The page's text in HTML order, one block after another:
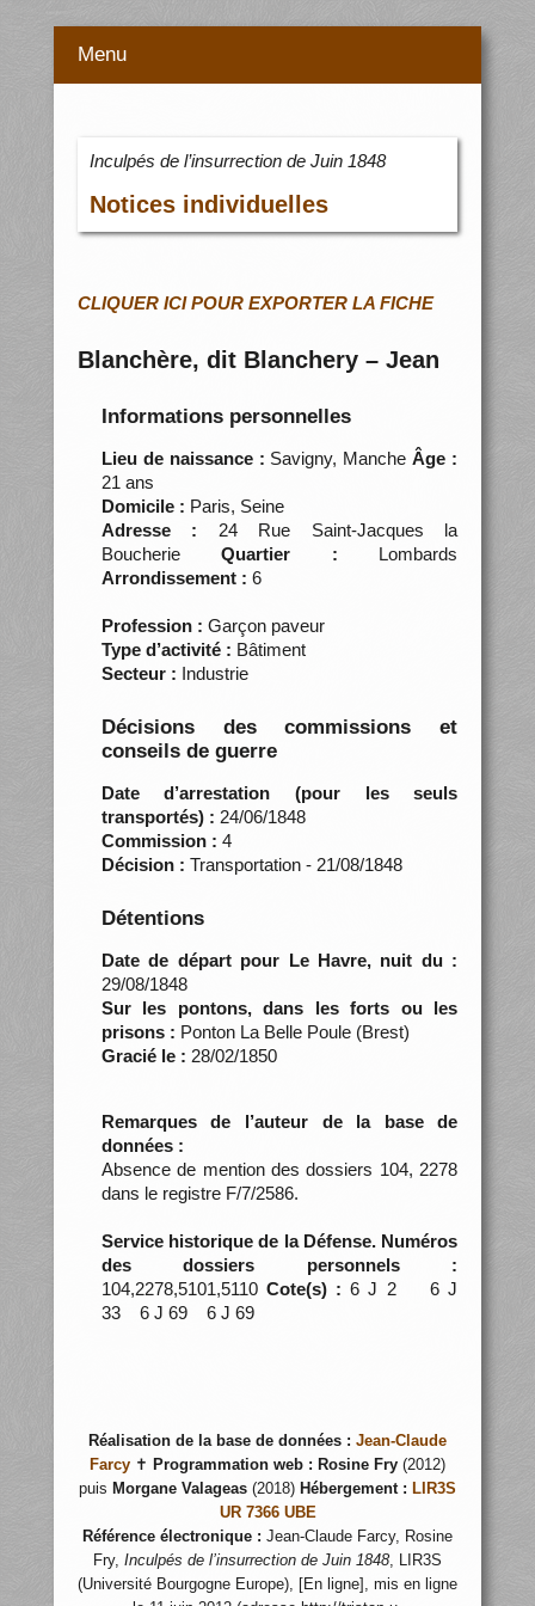
Menu
Inculpés de l’insurrection de Juin 1848
Notices individuelles
CLIQUER ICI POUR EXPORTER LA FICHE
Blanchère, dit Blanchery – Jean
Informations personnelles
Lieu de naissance : Savigny, Manche Âge :
21 ans
Domicile : Paris, Seine
Adresse : 24 Rue Saint-Jacques la
BoucherieQuartier : Lombards
Arrondissement : 6
Profession : Garçon paveur
Type d’activité : Bâtiment
Secteur : Industrie
Décisions des commissions et
conseils de guerre
Date d’arrestation (pour les seuls
transportés) : 24/06/1848
Commission : 4
Décision : Transportation - 21/08/1848
Détentions
Date de départ pour Le Havre, nuit du :
29/08/1848
Sur les pontons, dans les forts ou les
prisons : Ponton La Belle Poule (Brest)
Gracié le : 28/02/1850
Remarques de l’auteur de la base de
données :
Absence de mention des dossiers 104, 2278
dans le registre F/7/2586.
Service historique de la Défense. Numéros
des dossiers personnels :
104,2278,5101,5110 Cote(s) : 6 J 2 6 J
33 6 J 69 6 J 69
Réalisation de la base de données : Jean-Claude
Farcy ✝ Programmation web : Rosine Fry (2012)
puis Morgane Valageas (2018) Hébergement : LIR3S
UR 7366 UBE
Référence électronique : Jean-Claude Farcy, Rosine
Fry, Inculpés de l’insurrection de Juin 1848, LIR3S
(Université Bourgogne Europe), [En ligne], mis en ligne